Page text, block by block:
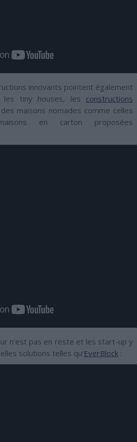
innovants pointent également
tiny houses, les constructions
maisons nomades comme celles
en carton proposées
n’est pas en reste et les start-up y
solutions telles qu’EverBlock :